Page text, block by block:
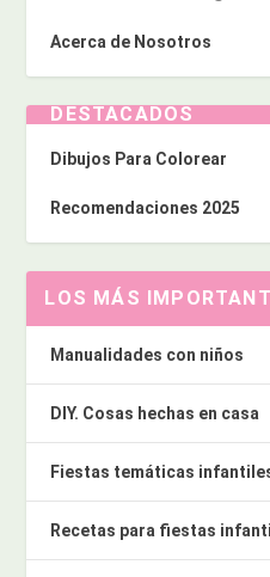
Acerca de Nosotros
DESTACADOS
Dibujos Para Colorear
Recomendaciones 2025
LOS MÁS
Manualidades con niños
DIY. Cosas hechas en casa
Fiestas temáticas
Recetas para fiestas